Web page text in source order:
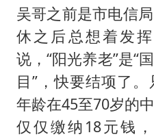
吴哥之前是市电信
休之后总想着发
说，“阳光养老”是“
目”，快要结项了
年龄在45至70岁的
仅仅缴纳18元钱